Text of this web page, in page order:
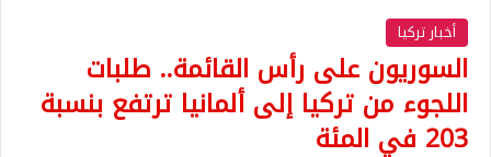
أخبار تركيا
السوريون على رأس القائمة.. طلبات
اللجوء من تركيا إلى ألمانيا ترتفع بنسبة
203 في المئة